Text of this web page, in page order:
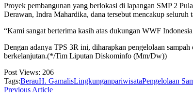
Proyek pembangunan yang berlokasi di lapangan SMP 2
Derawan, Indra Mahardika, dana tersebut mencakup seluruh
“Kami sangat berterima kasih atas dukungan WWF
Dengan adanya TPS 3R ini, diharapkan pengelolaan
berkelanjutan.(*/Tim Liputan Diskominfo (Mm/Dw))
Post Views: 206
Tags:BerauH. GamalisLingkunganpariwisataPengelolaan
Previous Article